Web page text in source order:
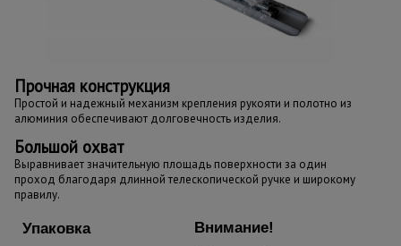
Прочная конструкция
Простой и надежный механизм крепления рукояти и полотно из
алюминия обеспечивают долговечность изделия.
Большой охват
Выравнивает значительную площадь поверхности за один
проход благодаря длинной телескопической ручке и широкому
правилу.
Упаковка Внимание!